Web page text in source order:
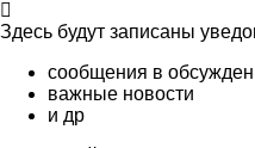
Здесь будут записаны
сообщения в
важные новости
и др